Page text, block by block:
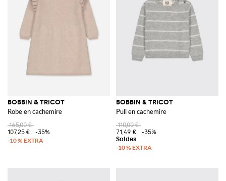
BOBBIN & TRICOT
Robe en cachemire
165,00 €
107,25 €
-35%
BOBBIN & TRICOT
Pull en cachemire
110,00 €
71,49 €
-35%